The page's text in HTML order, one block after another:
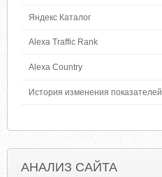
Яндекс Каталог
Alexa Traffic Rank
Alexa Country
История изменения показателей
АНАЛИЗ САЙТА